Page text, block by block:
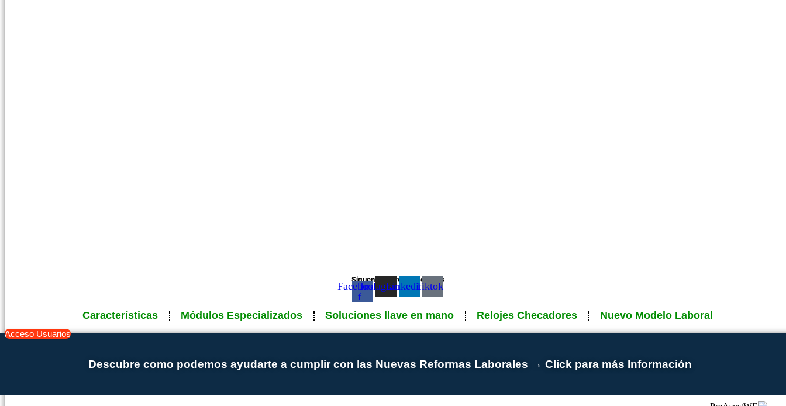
Síguenos en redes sociales
Facebook-
f
InstagramLinkedinTiktok
Características Módulos Especializados Soluciones llave en mano Relojes Checadores Nuevo Modelo Laboral
Acceso Usuarios
Descubre como podemos ayudarte a cumplir con las Nuevas Reformas Laborales → Click para más Información